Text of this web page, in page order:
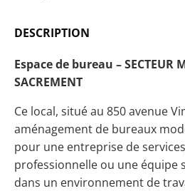
DESCRIPTION
Espace de bureau – SECTEUR
SACREMENT
Ce local, situé au 850 avenue
aménagement de bureaux
pour une entreprise de
professionnelle ou une équipe
dans un environnement de